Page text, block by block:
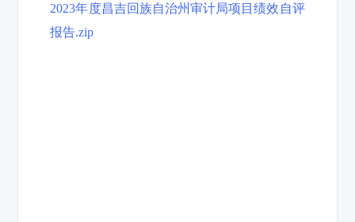
2023年度昌吉回族自治州审计局项目绩效自评
报告.zip